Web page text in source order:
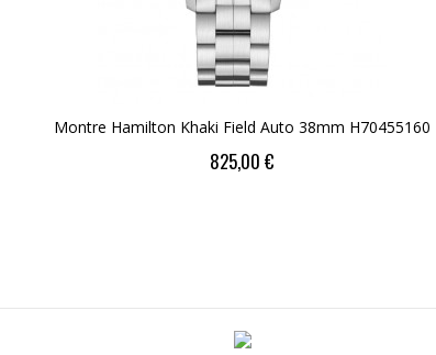
Montre Hamilton Khaki Field Auto 38mm H70455160
Price
825,00 €